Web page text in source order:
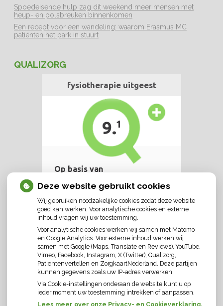
Spoedeisende hulp zag dit weekend meer mensen met
heup- en polsbreuken binnenkomen
Een recept voor een wandeling: waarom Erasmus MC
patiënten het park in stuurt
QUALIZORG
Deze website gebruikt cookies
Wij gebruiken noodzakelijke cookies zodat deze website
goed kan werken. Voor analytische cookies en externe
inhoud vragen wij uw toestemming.
Voor analytische cookies werken wij samen met Matomo
en Google Analytics. Voor externe inhoud werken wij
samen met Google (Maps, Translate en Reviews), YouTube,
Vimeo, Facebook, Instagram, X (Twitter), Qualizorg,
Patiëntenvertellen en ZorgkaartNederland. Deze partijen
kunnen gegevens zoals uw IP-adres verwerken.
Via Cookie-instellingen onderaan de website kunt u op
ieder moment uw toestemming intrekken of aanpassen.
Lees meer over onze Privacy- en Cookieverklaring.